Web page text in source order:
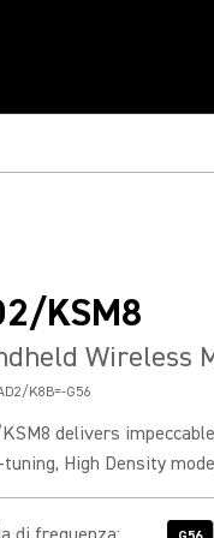
KSM8
Wireless
K8B=-G56
delivers
High Density